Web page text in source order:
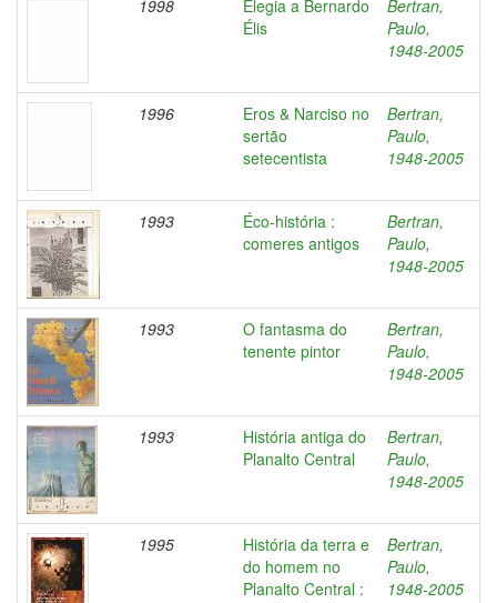
1998
Elegia a Bernardo
Élis
Bertran,
Paulo,
1948-2005
1996
Eros & Narciso no
sertão
setecentista
Bertran,
Paulo,
1948-2005
1993
Éco-história :
comeres antigos
Bertran,
Paulo,
1948-2005
1993
O fantasma do
tenente pintor
Bertran,
Paulo,
1948-2005
1993
História antiga do
Planalto Central
Bertran,
Paulo,
1948-2005
1995
História da terra e
do homem no
Planalto Central :
Bertran,
Paulo,
1948-2005